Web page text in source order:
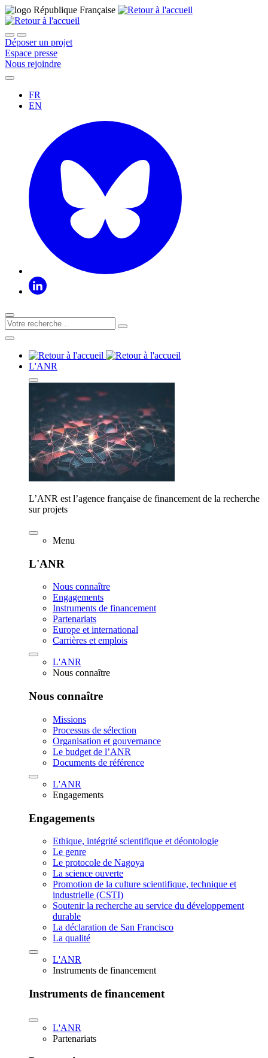
Déposer un projet
Espace presse
Nous rejoindre
FR
EN
L'ANR
L’ANR est l’agence française de financement de la recherche
sur projets
Menu
L'ANR
Nous connaître
Engagements
Instruments de financement
Partenariats
Europe et international
Carrières et emplois
L'ANR
Nous connaître
Nous connaître
Missions
Processus de sélection
Organisation et gouvernance
Le budget de l’ANR
Documents de référence
L'ANR
Engagements
Engagements
Ethique, intégrité scientifique et déontologie
Le genre
Le protocole de Nagoya
La science ouverte
Promotion de la culture scientifique, technique et
industrielle (CSTI)
Soutenir la recherche au service du développement
durable
La déclaration de San Francisco
La qualité
L'ANR
Instruments de financement
Instruments de financement
L'ANR
Partenariats